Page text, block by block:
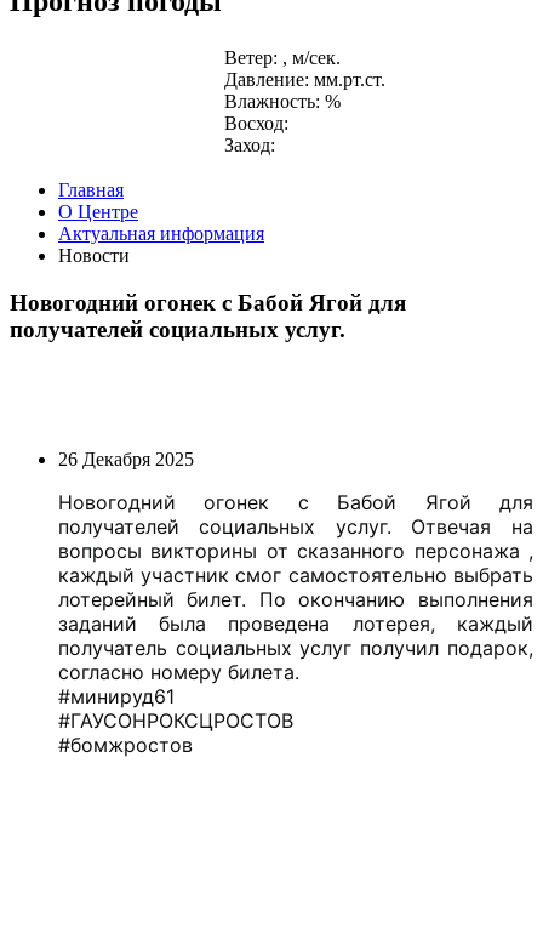
Ветер: , м/сек.
Давление: мм.рт.ст.
Влажность: %
Восход:
Заход:
Главная
О Центре
Актуальная информация
Новости
Новогодний огонек с Бабой Ягой для
получателей социальных услуг.
26 Декабря 2025
Новогодний огонек с Бабой Ягой для
получателей социальных услуг. Отвечая на
вопросы викторины от сказанного персонажа ,
каждый участник смог самостоятельно выбрать
лотерейный билет. По окончанию выполнения
заданий была проведена лотерея, каждый
получатель социальных услуг получил подарок,
согласно номеру билета.
#минируд61
#ГАУСОНРОКСЦРОСТОВ
#бомжростов